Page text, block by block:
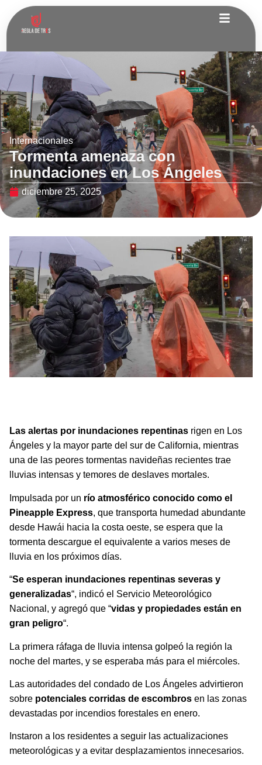
Internacionales
Tormenta amenaza con
inundaciones en Los Ángeles
diciembre 25, 2025
Las alertas por inundaciones repentinas rigen en Los
Ángeles y la mayor parte del sur de California, mientras
una de las peores tormentas navideñas recientes trae
lluvias intensas y temores de deslaves mortales.
Impulsada por un río atmosférico conocido como el
Pineapple Express, que transporta humedad abundante
desde Hawái hacia la costa oeste, se espera que la
tormenta descargue el equivalente a varios meses de
lluvia en los próximos días.
“Se esperan inundaciones repentinas severas y
generalizadas“, indicó el Servicio Meteorológico
Nacional, y agregó que “vidas y propiedades están en
gran peligro“.
La primera ráfaga de lluvia intensa golpeó la región la
noche del martes, y se esperaba más para el miércoles.
Las autoridades del condado de Los Ángeles advirtieron
sobre potenciales corridas de escombros en las zonas
devastadas por incendios forestales en enero.
Instaron a los residentes a seguir las actualizaciones
meteorológicas y a evitar desplazamientos innecesarios.